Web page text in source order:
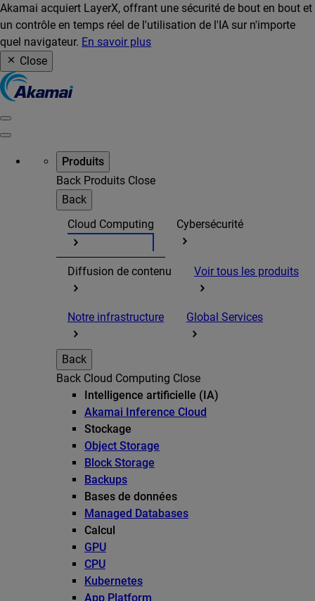
Akamai acquiert LayerX, offrant une sécurité de bout en bout et
un contrôle en temps réel de l'utilisation de l'IA sur n'importe
quel navigateur. En savoir plus
Close
Produits
Back Produits Close
Back
Cloud Computing
Cybersécurité
Diffusion de contenu Voir tous les produits
Notre infrastructure Global Services
Back
Back Cloud Computing Close
Intelligence artificielle (IA)
Akamai Inference Cloud
Stockage
Object Storage
Block Storage
Backups
Bases de données
Managed Databases
Calcul
GPU
CPU
Kubernetes
App Platform